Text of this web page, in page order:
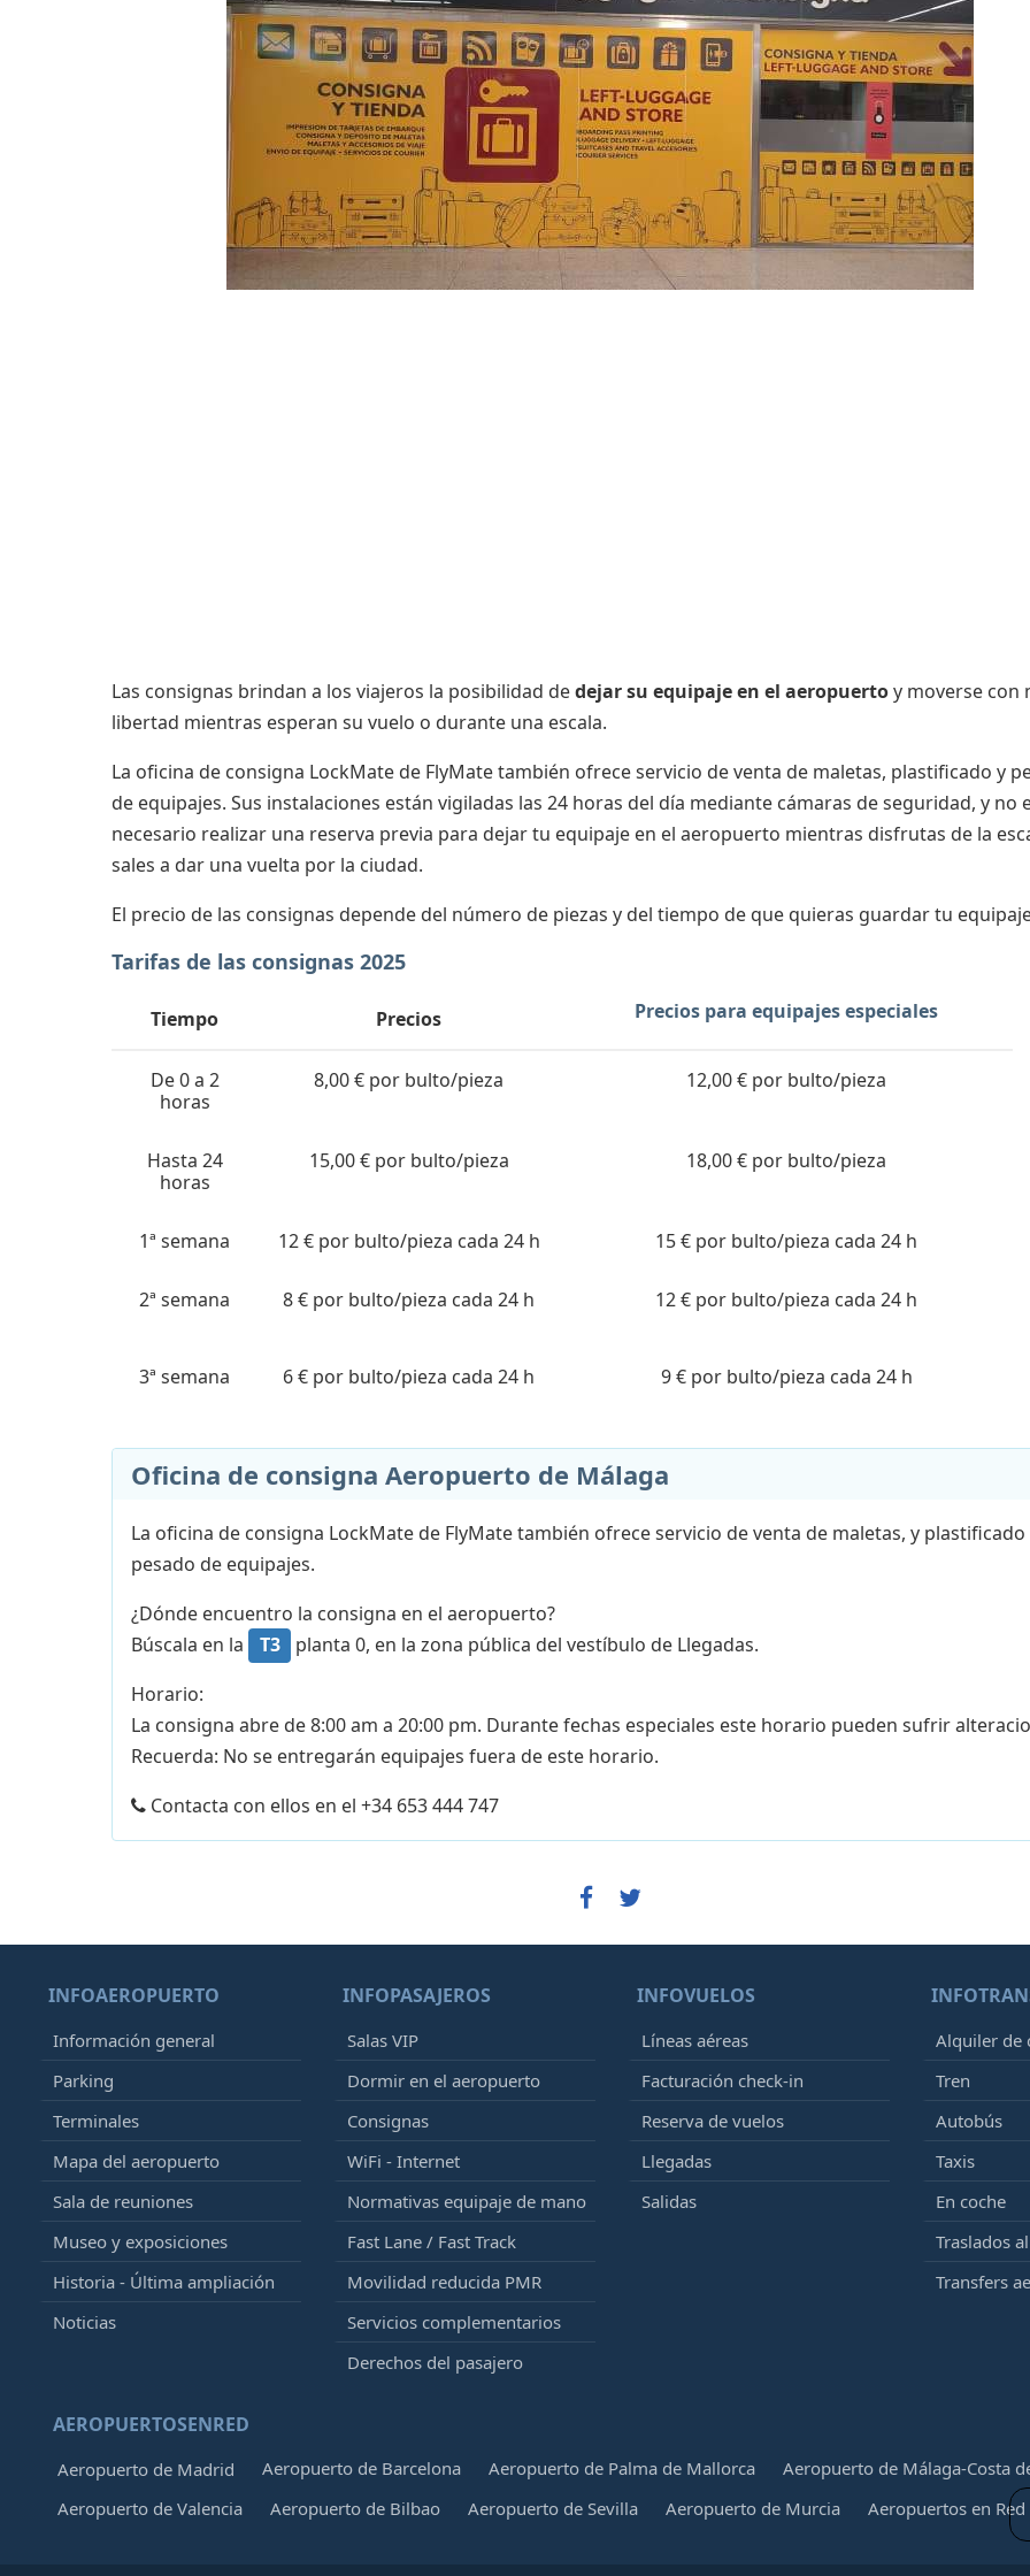
Las consignas brindan a los viajeros la posibilidad dedejar su equipaje en el aeropuertoy moverse con
libertad mientras esperan su vuelo o durante una escala.
La oficina de consigna LockMate de FlyMate también ofrece servicio de venta de maletas, plastificado y
de equipajes. Sus instalaciones están vigiladas las 24 horas del día mediante cámaras de seguridad, y no
necesario realizar una reserva previa para dejar tu equipaje en el aeropuerto mientras disfrutas de la
sales a dar una vuelta por la ciudad.
El precio de las consignas depende del número de piezas y del tiempo de que quieras guardar tu
Tarifas de las consignas 2025
Tiempo Precios Precios para equipajes especiales
De 0 a 2
horas
8,00 € por bulto/pieza 12,00 € por bulto/pieza
Hasta 24
horas
15,00 € por bulto/pieza 18,00 € por bulto/pieza
1ª semana 12 € por bulto/pieza cada 24 h 15 € por bulto/pieza cada 24 h
2ª semana 8 € por bulto/pieza cada 24 h 12 € por bulto/pieza cada 24 h
3ª semana 6 € por bulto/pieza cada 24 h 9 € por bulto/pieza cada 24 h
Oficina de consigna Aeropuerto de Málaga
La oficina de consigna LockMate de FlyMate también ofrece servicio de venta de maletas, y plastificado
pesado de equipajes.
¿Dónde encuentro la consigna en el aeropuerto?
Búscala en la
T3
planta 0, en la zona pública del vestíbulo de Llegadas.
Horario:
La consigna abre de 8:00 am a 20:00 pm. Durante fechas especiales este horario pueden sufrir
Recuerda: No se entregarán equipajes fuera de este horario.
Contacta con ellos en el +34 653 444 747
INFOAEROPUERTO
Información general
Parking
Terminales
Mapa del aeropuerto
Sala de reuniones
Museo y exposiciones
Historia - Última ampliación
Noticias
INFOPASAJEROS
Salas VIP
Dormir en el aeropuerto
Consignas
WiFi - Internet
Normativas equipaje de mano
Fast Lane / Fast Track
Movilidad reducida PMR
Servicios complementarios
Derechos del pasajero
INFOVUELOS
Líneas aéreas
Facturación check-in
Reserva de vuelos
Llegadas
Salidas
Alquiler de
Tren
Autobús
Taxis
En coche
Traslados
Transfers
AEROPUERTOSENRED
Aeropuerto de Madrid Aeropuerto de Barcelona Aeropuerto de Palma de Mallorca
Aeropuerto de Málaga-Costa
Aeropuerto de Valencia
Aeropuerto de Bilbao Aeropuerto de Sevilla Aeropuerto de Murcia Aeropuertos en Red
Salas de reuniones
Servicios
complementarios
WiFi - Internet